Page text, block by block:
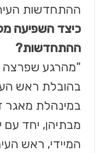
ההתחדשות
כיצד השפיעה
ההתחדשות?
"מהרגע שפרצה
בהובלת ראש
במינהלת מאגר
מבתיהן, יחד
המיידי, ראש